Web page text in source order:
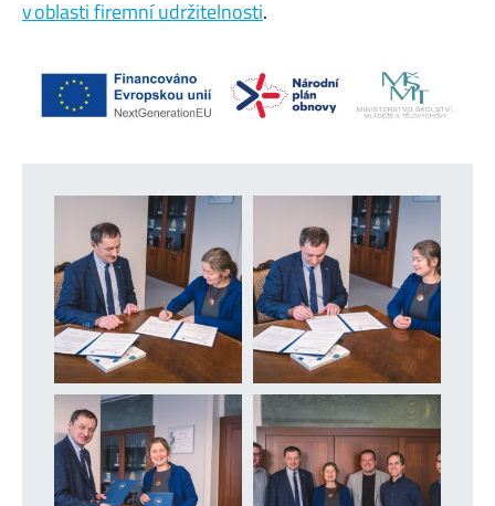
v oblasti firemní udržitelnosti.